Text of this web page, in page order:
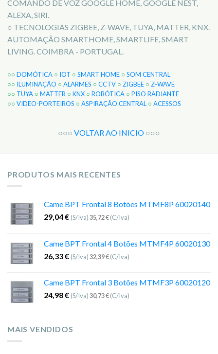
COMANDO DE VOZ GOOGLE HOME, GOOGLE NEST,
ALEXA, SIRI.
○ TECNOLOGIAS ZIGBEE, Z-WAVE, TUYA, MATTER, KNX.
AUTOMAÇÃO SMARTHOME, SMARTLIFE, SMART
LIVING. COIMBRA - PORTUGAL.
○○ DOMÓTICA ○ IOT ○ SMART HOME ○ SOM CENTRAL
○○ ILUMINAÇÃO ○ ALARMES ○ CCTV ○ ZIGBEE ○ Z-WAVE
○○ TUYA ○ MATTER ○ KNX ○ ROBÓTICA ○ PISO RADIANTE
○○ VIDEO-PORTEIROS ○ ASPIRAÇÃO CENTRAL ○ ACESSOS
○○○ VOLTAR AO INICIO ○○○
PRODUTOS MAIS RECENTES
Came BPT Frontal 8 Botões MTMF8P 60020140
29,04€ (S/Iva)35,72€(C/Iva)
Came BPT Frontal 4 Botões MTMF4P 60020130
26,33€ (S/Iva)32,39€(C/Iva)
Came BPT Frontal 3 Botões MTMF3P 60020120
24,98€ (S/Iva)30,73€(C/Iva)
MAIS VENDIDOS